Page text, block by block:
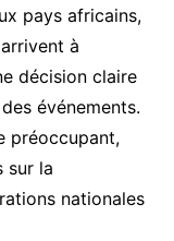
pays africains,
à
décision claire
événements.
préoccupant,
sur la
nationales